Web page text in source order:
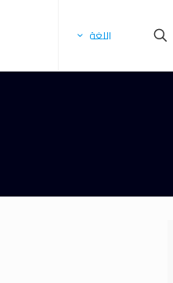
اللغة